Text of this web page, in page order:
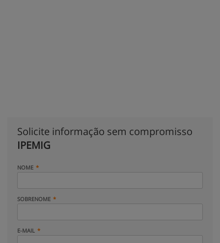
Solicite informação sem compromisso
IPEMIG
NOME
SOBRENOME
E-MAIL